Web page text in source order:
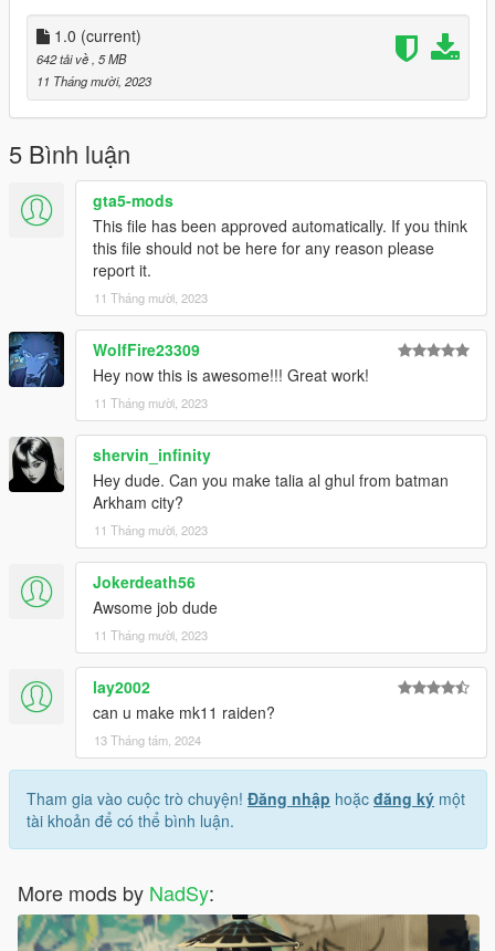
1.0 (current)
642 tải về, 5 MB
11 Tháng mười, 2023
5 Bình luận
gta5-mods
This file has been approved automatically. If you think
this file should not be here for any reason please
report it.
11 Tháng mười, 2023
WolfFire23309
Hey now this is awesome!!! Great work!
11 Tháng mười, 2023
shervin_infinity
Hey dude. Can you make talia al ghul from batman
Arkham city?
11 Tháng mười, 2023
Jokerdeath56
Awsome job dude
11 Tháng mười, 2023
lay2002
can u make mk11 raiden?
13 Tháng tám, 2024
Tham gia vào cuộc trò chuyện! Đăng nhập hoặc đăng ký một
tài khoản để có thể bình luận.
More mods by NadSy: